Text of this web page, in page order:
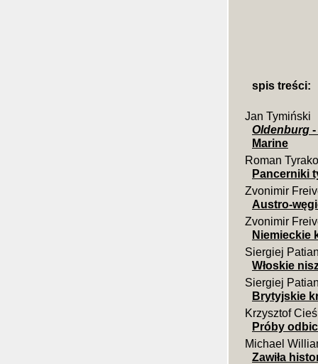
spis treści:
Jan Tymiński
Oldenburg
Marine
Roman
Pancerniki
Zvonimir
Austro-
Zvonimir
Niemieckie
Siergiej
Włoskie
Siergiej
Brytyjskie
Krzysztof
Próby
Michael
Zawiła